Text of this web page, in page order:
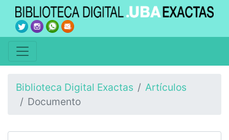
Biblioteca Digital Exactas
Artículos
Documento